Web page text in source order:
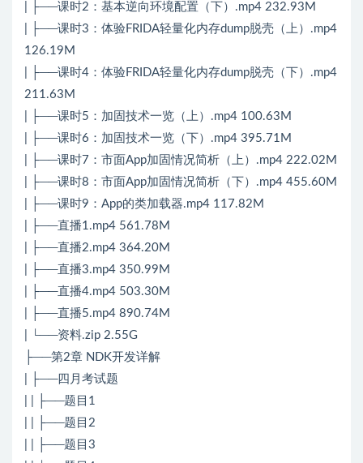
| ├──课时2：基本逆向环境配置（下）.mp4 232.93M
| ├──课时3：体验FRIDA轻量化内存dump脱壳（上）.mp4
126.19M
| ├──课时4：体验FRIDA轻量化内存dump脱壳（下）.mp4
211.63M
| ├──课时5：加固技术一览（上）.mp4 100.63M
| ├──课时6：加固技术一览（下）.mp4 395.71M
| ├──课时7：市面App加固情况简析（上）.mp4 222.02M
| ├──课时8：市面App加固情况简析（下）.mp4 455.60M
| ├──课时9：App的类加载器.mp4 117.82M
| ├──直播1.mp4 561.78M
| ├──直播2.mp4 364.20M
| ├──直播3.mp4 350.99M
| ├──直播4.mp4 503.30M
| ├──直播5.mp4 890.74M
| └──资料.zip 2.55G
├──第2章 NDK开发详解
| ├──四月考试题
| | ├──题目1
| | ├──题目2
| | ├──题目3